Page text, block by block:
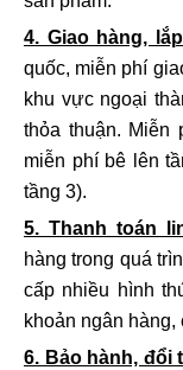
4. Giao hàng,
quốc, miễn phí
khu vực ngoại
thỏa thuận. Miễn
miễn phí bê lên
tầng 3).
5. Thanh toán
hàng trong quá
cấp nhiều hình
khoản ngân hàng,
6. Bảo hành, đổi